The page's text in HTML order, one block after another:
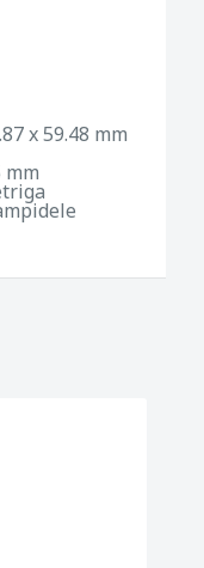
x 59.48 mm
mm